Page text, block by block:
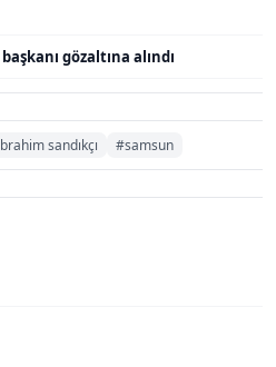
gözaltına alındı
sandıkçı #samsun